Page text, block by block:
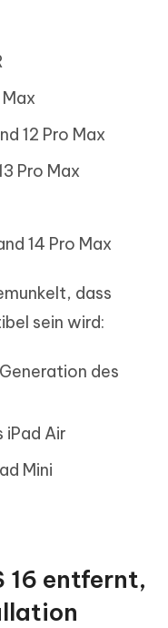
Max
12 Pro Max
Pro Max
14 Pro Max
dass
sein wird:
des
iPad Air
Mini
16 entfernt,